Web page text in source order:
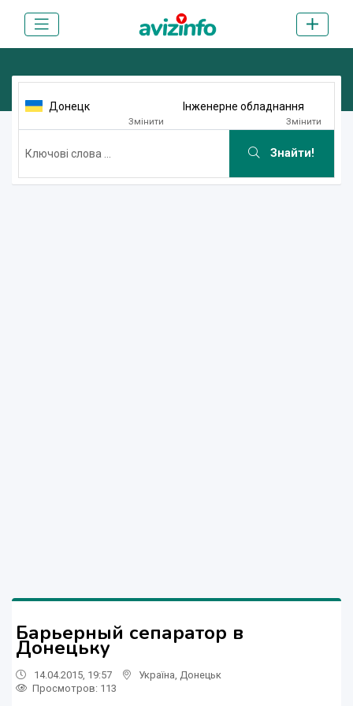
Донецк
Змінити
Інженерне обладнання
Змінити
Знайти!
Барьерный сепаратор в
Донецьку
14.04.2015, 19:57 Україна Донецьк
Просмотров: 113